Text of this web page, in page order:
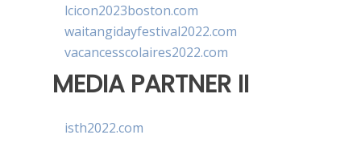
lcicon2023boston.com
waitangidayfestival2022.com
vacancesscolaires2022.com
MEDIA PARTNER II
isth2022.com